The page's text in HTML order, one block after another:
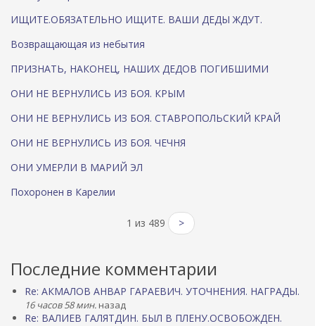
ИЩИТЕ.ОБЯЗАТЕЛЬНО ИЩИТЕ. ВАШИ ДЕДЫ ЖДУТ.
Возвращающая из небытия
ПРИЗНАТЬ, НАКОНЕЦ, НАШИХ ДЕДОВ ПОГИБШИМИ
ОНИ НЕ ВЕРНУЛИСЬ ИЗ БОЯ. КРЫМ
ОНИ НЕ ВЕРНУЛИСЬ ИЗ БОЯ. СТАВРОПОЛЬСКИЙ КРАЙ
ОНИ НЕ ВЕРНУЛИСЬ ИЗ БОЯ. ЧЕЧНЯ
ОНИ УМЕРЛИ В МАРИЙ ЭЛ
Похоронен в Карелии
1 из 489 >
Последние комментарии
Re: АКМАЛОВ АНВАР ГАРАЕВИЧ. УТОЧНЕНИЯ. НАГРАДЫ.
16 часов 58 мин. назад
Re: ВАЛИЕВ ГАЛЯТДИН. БЫЛ В ПЛЕНУ.ОСВОБОЖДЕН.